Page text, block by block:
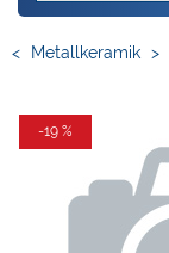
< Metallkeramik >
-19 %